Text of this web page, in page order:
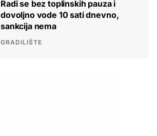
Radi se bez toplinskih pauza i
dovoljno vode 10 sati dnevno,
sankcija nema
GRADILIŠTE